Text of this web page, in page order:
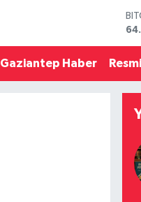
Gaziantep Haber